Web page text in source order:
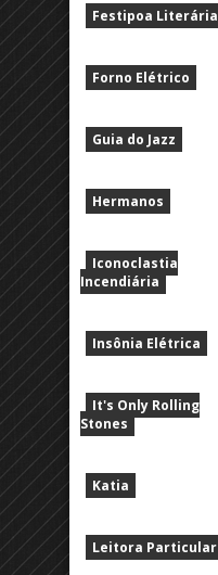
Festipoa Literária
Forno Elétrico
Guia do Jazz
Hermanos
Iconoclastia
Incendiária
Insônia Elétrica
It's Only Rolling
Stones
Katia
Leitora Particular